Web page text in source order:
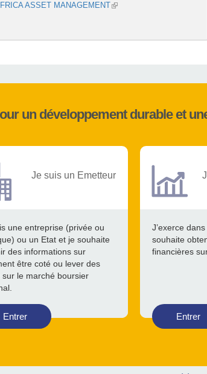
ASSET MANAGEMENT (link is external)
un développement durable et
Je suis un Emetteur
une entreprise (privée ou
ou un Etat et je souhaite
des informations sur
être coté ou lever des
sur le marché boursier
Entrer
J’exerce
souhaite
financières
Entrer